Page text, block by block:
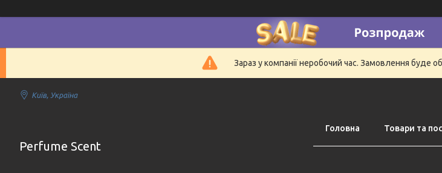
Зараз у компанії неробочий час. Замовлення буде
Київ, Україна
Perfume Scent
Головна Товари та